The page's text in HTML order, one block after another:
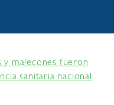
y malecones fueron
sanitaria nacional